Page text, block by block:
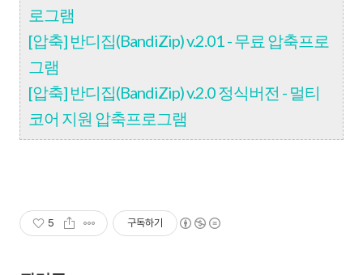
로그램
[압축] 반디집(BandiZip) v.2.01 - 무료 압축프로
그램
[압축] 반디집(BandiZip) v.2.0 정식버전 - 멀티
코어 지원 압축프로그램
5 구독하기